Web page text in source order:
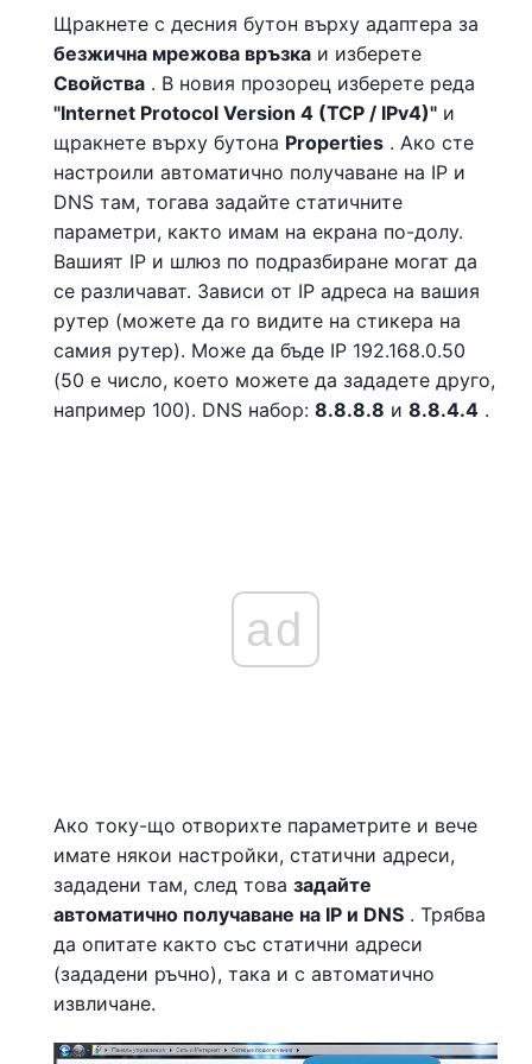
Щракнете с десния бутон върху адаптера за
безжична мрежова връзка и изберете
Свойства . В новия прозорец изберете реда
"Internet Protocol Version 4 (TCP / IPv4)" и
щракнете върху бутона Properties . Ако сте
настроили автоматично получаване на IP и
DNS там, тогава задайте статичните
параметри, както имам на екрана по-долу.
Вашият IP и шлюз по подразбиране могат да
се различават. Зависи от IP адреса на вашия
рутер (можете да го видите на стикера на
самия рутер). Може да бъде IP 192.168.0.50
(50 е число, което можете да зададете друго,
например 100). DNS набор: 8.8.8.8 и 8.8.4.4 .
ad
Ако току-що отворихте параметрите и вече
имате някои настройки, статични адреси,
зададени там, след това задайте
автоматично получаване на IP и DNS . Трябва
да опитате както със статични адреси
(зададени ръчно), така и с автоматично
извличане.